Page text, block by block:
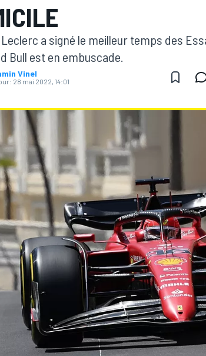
a signé le meilleur temps des
Bull est en embuscade.
Vinel
28 mai 2022, 14:01